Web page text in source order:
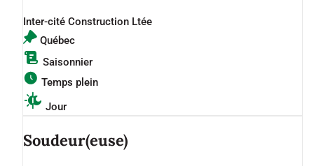
Inter-cité Construction Ltée
Québec
Saisonnier
Temps plein
Jour
Soudeur(euse)